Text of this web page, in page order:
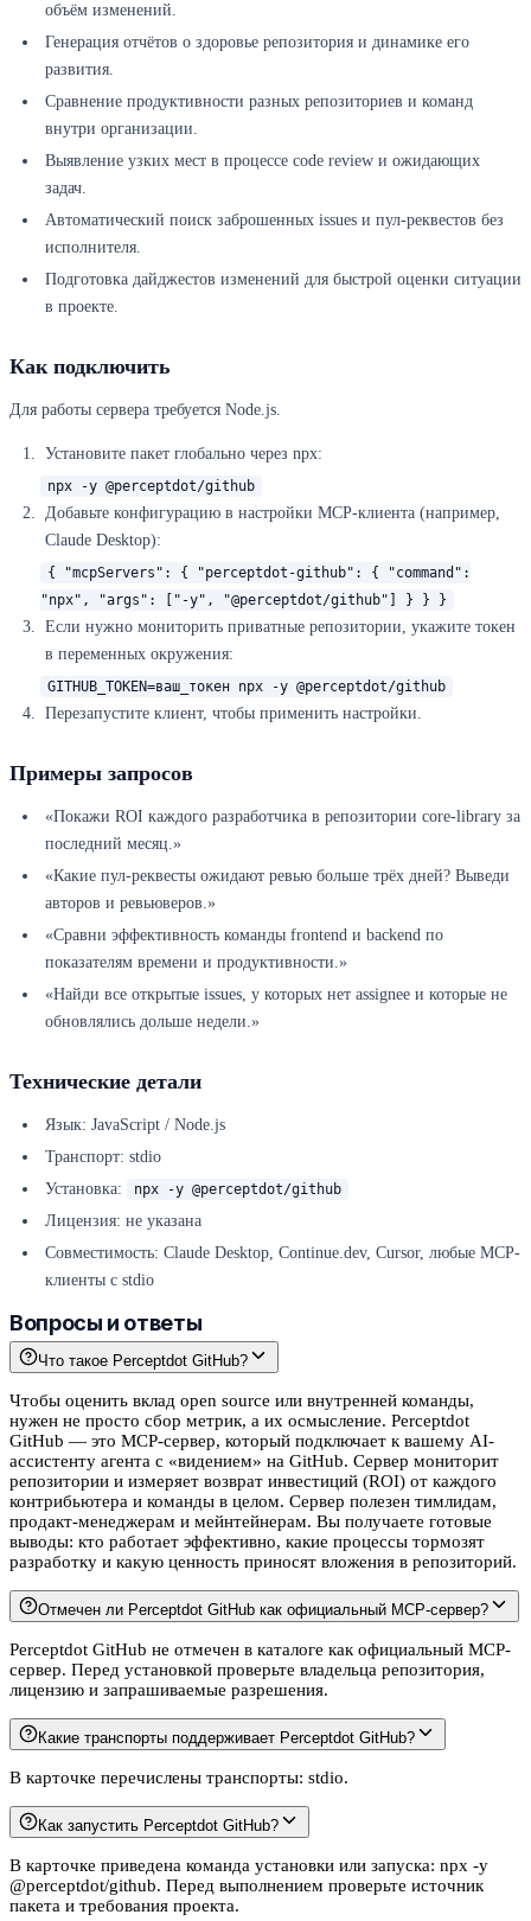
объём изменений.
Генерация отчётов о здоровье репозитория и динамике его
развития.
Сравнение продуктивности разных репозиториев и команд
внутри организации.
Выявление узких мест в процессе code review и ожидающих
задач.
Автоматический поиск заброшенных issues и пул-реквестов без
исполнителя.
Подготовка дайджестов изменений для быстрой оценки ситуации
в проекте.
Как подключить
Для работы сервера требуется Node.js.
Установите пакет глобально через npx:
npx -y @perceptdot/github
Добавьте конфигурацию в настройки MCP-клиента (например,
Claude Desktop):
{ "mcpServers": { "perceptdot-github": { "command":
"npx", "args": ["-y", "@perceptdot/github"] } } }
Если нужно мониторить приватные репозитории, укажите токен
в переменных окружения:
GITHUB_TOKEN=ваш_токен npx -y @perceptdot/github
Перезапустите клиент, чтобы применить настройки.
Примеры запросов
«Покажи ROI каждого разработчика в репозитории core-library за
последний месяц.»
«Какие пул-реквесты ожидают ревью больше трёх дней? Выведи
авторов и ревьюверов.»
«Сравни эффективность команды frontend и backend по
показателям времени и продуктивности.»
«Найди все открытые issues, у которых нет assignee и которые не
обновлялись дольше недели.»
Технические детали
Язык: JavaScript / Node.js
Транспорт: stdio
Установка:
npx -y @perceptdot/github
Лицензия: не указана
Совместимость: Claude Desktop, Continue.dev, Cursor, любые MCP-
клиенты с stdio
Вопросы и ответы
Что такое Perceptdot GitHub?
Чтобы оценить вклад open source или внутренней команды,
нужен не просто сбор метрик, а их осмысление. Perceptdot
GitHub — это MCP-сервер, который подключает к вашему AI-
ассистенту агента с «видением» на GitHub. Сервер мониторит
репозитории и измеряет возврат инвестиций (ROI) от каждого
контрибьютера и команды в целом. Сервер полезен тимлидам,
продакт-менеджерам и мейнтейнерам. Вы получаете готовые
выводы: кто работает эффективно, какие процессы тормозят
разработку и какую ценность приносят вложения в репозиторий.
Отмечен ли Perceptdot GitHub как официальный MCP-сервер?
Perceptdot GitHub не отмечен в каталоге как официальный MCP-
сервер. Перед установкой проверьте владельца репозитория,
лицензию и запрашиваемые разрешения.
Какие транспорты поддерживает Perceptdot GitHub?
В карточке перечислены транспорты: stdio.
Как запустить Perceptdot GitHub?
В карточке приведена команда установки или запуска: npx -y
@perceptdot/github. Перед выполнением проверьте источник
пакета и требования проекта.